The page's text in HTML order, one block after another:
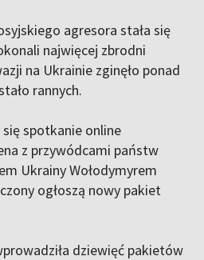
agresora stała się
najwięcej zbrodni
na Ukrainie zginęło ponad
rannych.
się spotkanie online
z przywódcami państw
Ukrainy Wołodymyrem
ogłoszą nowy pakiet
dziewięć pakietów